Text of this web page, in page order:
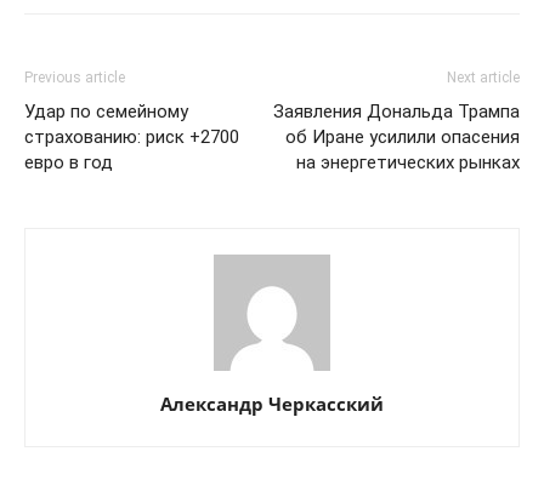
Previous article
Удар по семейному
страхованию: риск +2700
евро в год
Next article
Заявления Дональда Трампа
об Иране усилили опасения
на энергетических рынках
Александр Черкасский